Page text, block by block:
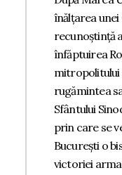
înălțarea
recunoștință
înfăptuirea
mitropolitului
rugămintea
Sfântului
prin care se
București o
victoriei